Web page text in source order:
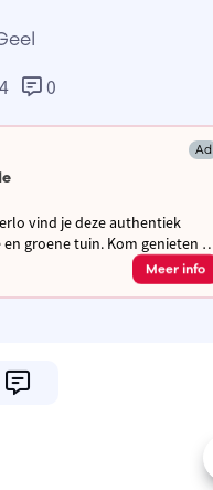
4 0
Ad
vind je deze authentiek
Kom genieten in
Meer info